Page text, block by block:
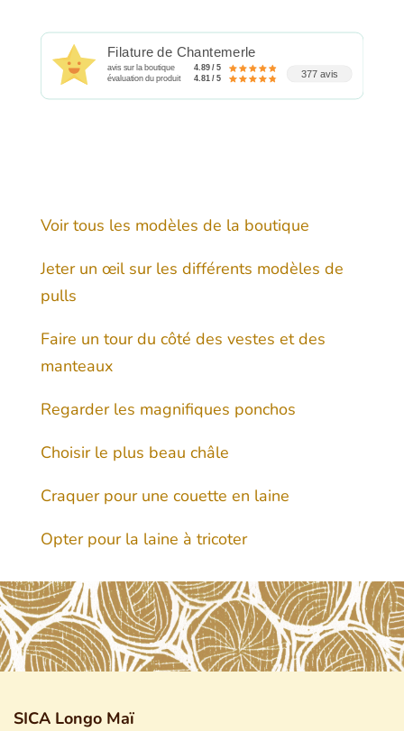
Filature de Chantemerle
avis sur la boutique
4.89 / 5
évaluation du produit
4.81 / 5 377 avis
Voir tous les modèles de la boutique
Jeter un œil sur les différents modèles de
pulls
Faire un tour du côté des vestes et des
manteaux
Regarder les magnifiques ponchos
Choisir le plus beau châle
Craquer pour une couette en laine
Opter pour la laine à tricoter
SICA Longo Maï